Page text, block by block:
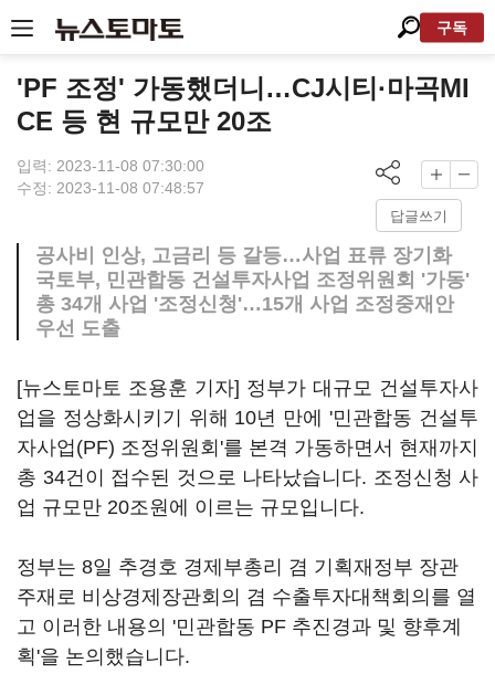
구독
'PF 조정' 가동했더니…CJ시티·마곡MI
CE 등 현 규모만 20조
입력: 2023-11-08 07:30:00
수정: 2023-11-08 07:48:57
답글쓰기
공사비 인상, 고금리 등 갈등…사업 표류 장기화
국토부, 민관합동 건설투자사업 조정위원회 '가동'
총 34개 사업 '조정신청'…15개 사업 조정중재안
우선 도출
[뉴스토마토 조용훈 기자] 정부가 대규모 건설투자사
업을 정상화시키기 위해 10년 만에 '민관합동 건설투
자사업(PF) 조정위원회'를 본격 가동하면서 현재까지
총 34건이 접수된 것으로 나타났습니다. 조정신청 사
업 규모만 20조원에 이르는 규모입니다.
정부는 8일 추경호 경제부총리 겸 기획재정부 장관
주재로 비상경제장관회의 겸 수출투자대책회의를 열
고 이러한 내용의 '민관합동 PF 추진경과 및 향후계
획'을 논의했습니다.